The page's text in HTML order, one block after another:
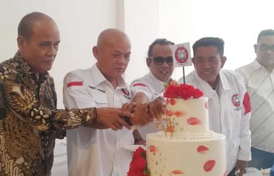
tanah selesai diukur, selanjutnya proses penyelesaian
Peta Bidang Tanah (PBT) ditargetkan rampung
maksimal lima hari.
“Kami sudah buat keputusan, masa tunggu kalau kita
datang, misal masyarakat datang Selasa, daftar untuk
minta diukur tanahnya, paling lambat Senin depan
harus sudah diukur. Tujuh hari paling lambat. Setelah itu
jadi, peta bidangnya paling lambat lima hari harus sudah
jadi,” kata Menteri Nusron.